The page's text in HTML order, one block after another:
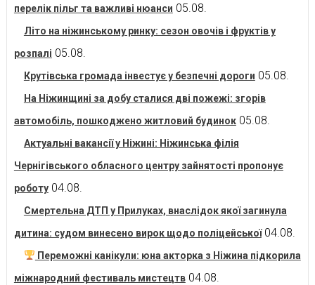
перелік пільг та важливі нюанси 05.08.
Літо на ніжинському ринку: сезон овочів і фруктів у
розпалі 05.08.
Крутівська громада інвестує у безпечні дороги 05.08.
На Ніжинщині за добу сталися дві пожежі: згорів
автомобіль, пошкоджено житловий будинок 05.08.
Актуальні вакансії у Ніжині: Ніжинська філія
Чернігівського обласного центру зайнятості пропонує
роботу 04.08.
Смертельна ДТП у Прилуках, внаслідок якої загинула
дитина: судом винесено вирок щодо поліцейської 04.08.
Переможні канікули: юна акторка з Ніжина підкорила
міжнародний фестиваль мистецтв 04.08.